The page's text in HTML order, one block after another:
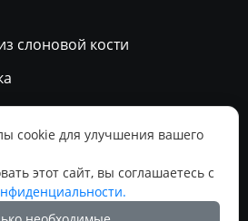
слоновой кости
cookie для улучшения вашего
этот сайт, вы соглашаетесь с